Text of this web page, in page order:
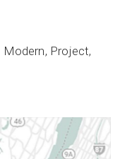
Modern Project